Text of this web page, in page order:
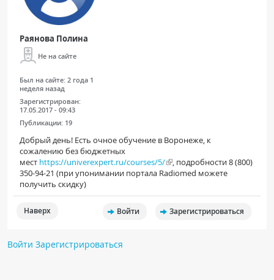
ПОМОЩЬ
Раянова Полина
Не на сайте
Был на сайте: 2 года 1
неделя назад
Зарегистрирован:
17.05.2017 - 09:43
Публикации: 19
Добрый день! Есть очное обучение в Воронеже, к
сожалению без бюджетных
мест https://univerexpert.ru/courses/5/
, подробности 8 (800)
350-94-21 (при упонимании портала Radiomed можете
получить скидку)
Наверх Войти Зарегистрироваться
Войти Зарегистрироваться